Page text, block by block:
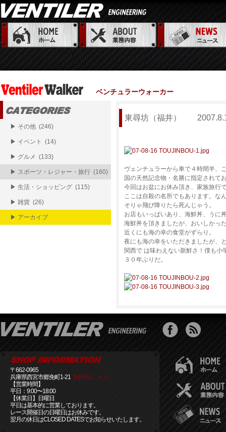
ベンチュラーウォーカー
東尋坊（福井）
ヴェンチュラーから車で４時間半、
国の天然記念物・名勝に指定されて
今回はお盆にお休み頂き、家族旅行
ここは自殺の名所でもあります。な
そりゃ飛び降りたら死んじゃう。
お店もいっぱいあり、海鮮丼、うに
海鮮丼を頂きましたが、おいしかっ
近くにも海の幸の食堂がずらり。
夜にも海の幸をいただきましたが、
関西で は味わえない新鮮さ！僕も
３０年ぶりだ。
▶ その他 (246)
▶ イベント (14)
▶ グルメ (133)
▶ スポーツ・レジャー・旅行 (160)
▶ 生活・ショッピング (115)
▶ 雑貨 (26)
▶ アーカイブ
〒662-0965
兵庫県西宮市郷免町1-21 [MAPはこちら]
【営業時間】
平日：9:00〜18:00
【休業日】日曜日
平日は基本的に営業しております。
レース開催日の日曜日はお休みです。
翌月の休日はCLOSED DATESでお知らせいたします。